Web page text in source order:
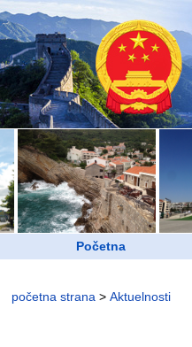
Početna
početna strana > Aktuelnosti